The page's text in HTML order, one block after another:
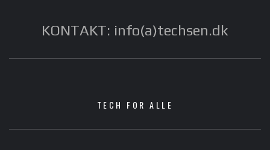
KONTAKT: info(a)techsen.dk
TECH FOR ALLE